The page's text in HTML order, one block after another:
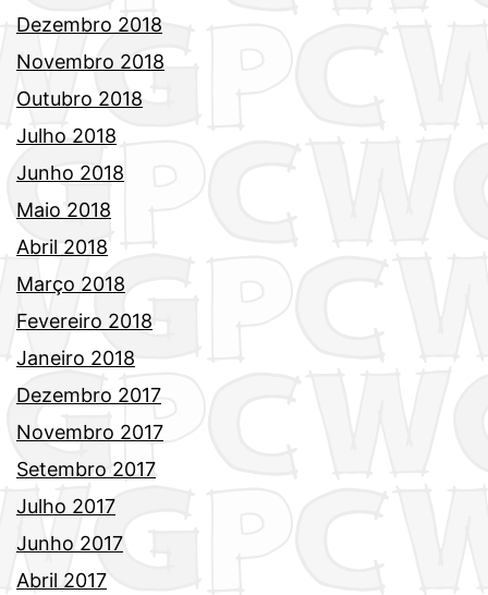
Dezembro 2018
Novembro 2018
Outubro 2018
Julho 2018
Junho 2018
Maio 2018
Abril 2018
Março 2018
Fevereiro 2018
Janeiro 2018
Dezembro 2017
Novembro 2017
Setembro 2017
Julho 2017
Junho 2017
Abril 2017